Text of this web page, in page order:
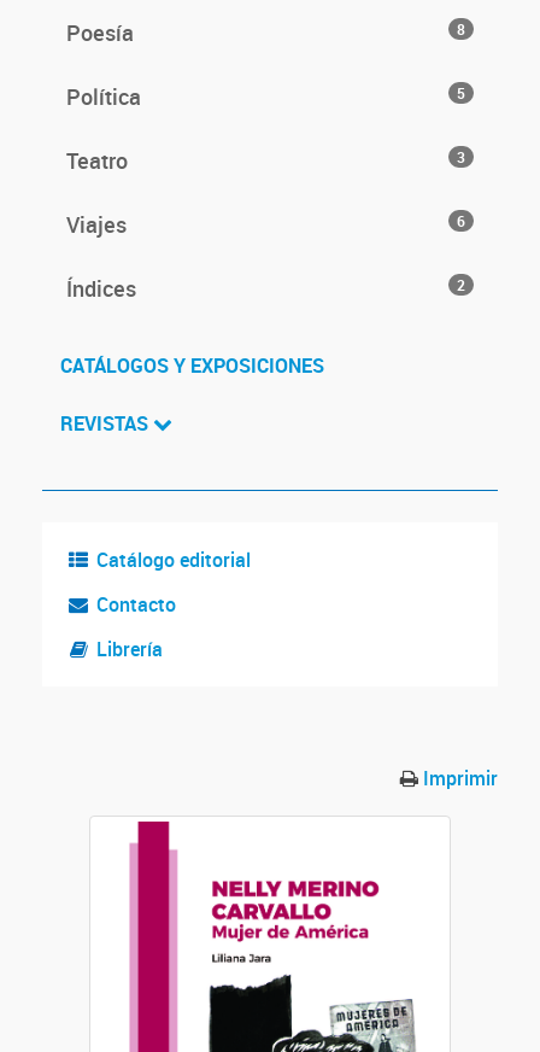
Poesía 8
Política 5
Teatro 3
Viajes 6
Índices 2
CATÁLOGOS Y EXPOSICIONES
REVISTAS
Catálogo editorial
Contacto
Librería
Imprimir